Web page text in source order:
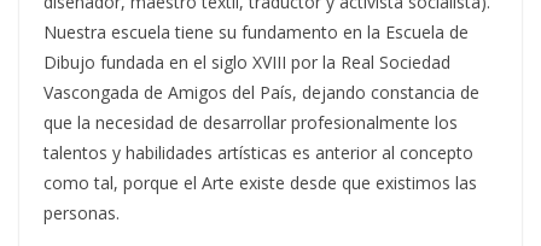
Nuestra escuela tiene su fundamento en la Escuela de
Dibujo fundada en el siglo XVIII por la Real Sociedad
Vascongada de Amigos del País, dejando constancia de
que la necesidad de desarrollar profesionalmente los
talentos y habilidades artísticas es anterior al concepto
como tal, porque el Arte existe desde que existimos las
personas.